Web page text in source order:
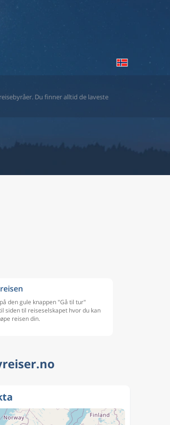
Du finner alltid de laveste
den gule knappen "Gå til tur"
siden til reiseselskapet hvor du kan
reisen din.